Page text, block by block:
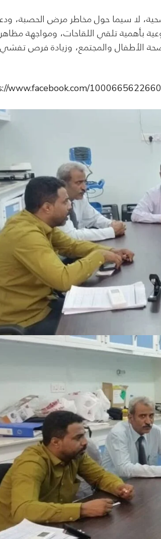
لا سيما حول مخاطر مرض الحصبة،
بأهمية تلقي اللقاحات، ومواجهة مظاهر
الأطفال والمجتمع، وزيادة فرص تفشي
www.facebook.com/